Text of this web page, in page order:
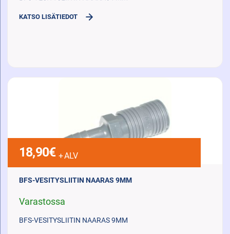
KATSO LISÄTIEDOT
18,90€ + ALV
BFS-VESITYSLIITIN NAARAS 9MM
Varastossa
BFS-VESITYSLIITIN NAARAS 9MM